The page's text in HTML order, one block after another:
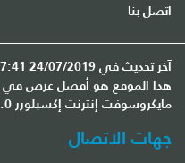
اتصل بنا
آخر تحديث في 24/07/2019 02:17:41 م
مايكروسوفت إنترنت إكسبلورر 9.0+، فايرفوكس 3.6+، سفاري 5.0+
جهات الاتصال